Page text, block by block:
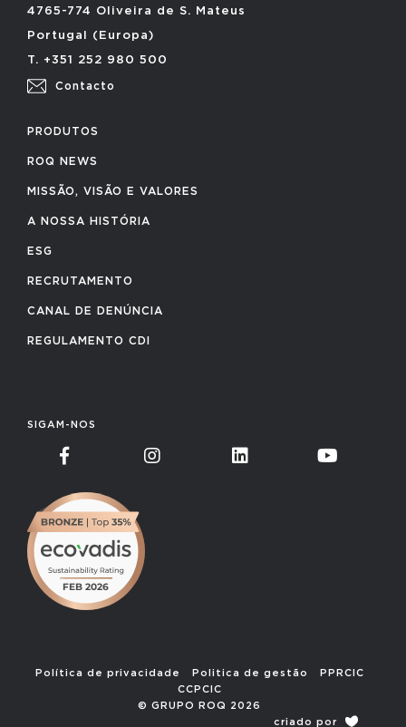
4765-774 Oliveira de S. Mateus
Portugal (Europa)
T. +351 252 980 500
Contacto
PRODUTOS
ROQ NEWS
MISSÃO, VISÃO E VALORES
A NOSSA HISTÓRIA
ESG
RECRUTAMENTO
CANAL DE DENÚNCIA
REGULAMENTO CDI
SIGAM-NOS
Política de privacidade Politica de gestão
PPRCIC
CCPCIC
© GRUPO ROQ 2026
criado por